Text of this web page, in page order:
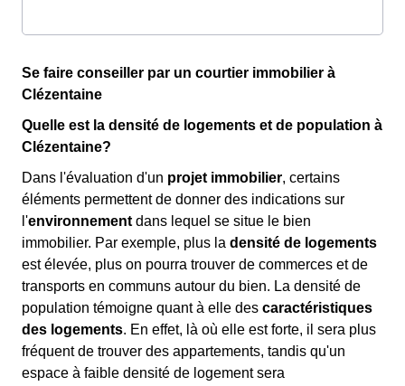
Se faire conseiller par un courtier immobilier à
Clézentaine
Quelle est la densité de logements et de population à
Clézentaine?
Dans l'évaluation d'un projet immobilier, certains
éléments permettent de donner des indications sur
l'environnement dans lequel se situe le bien
immobilier. Par exemple, plus la densité de logements
est élevée, plus on pourra trouver de commerces et de
transports en communs autour du bien. La densité de
population témoigne quant à elle des caractéristiques
des logements. En effet, là où elle est forte, il sera plus
fréquent de trouver des appartements, tandis qu'un
espace à faible densité de logement sera